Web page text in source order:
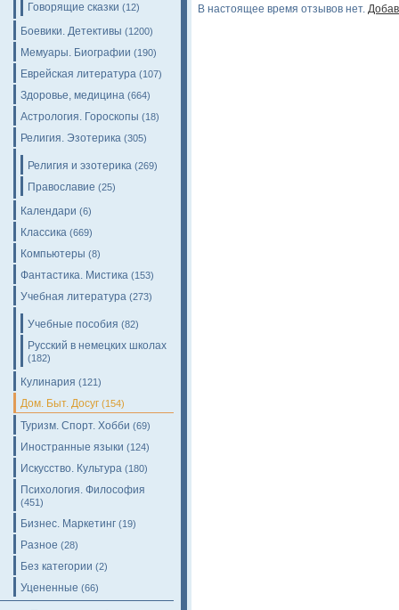
Говорящие сказки (12)
Боевики. Детективы (1200)
Мемуары. Биографии (190)
Еврейская литература (107)
Здоровье, медицина (664)
Астрология. Гороскопы (18)
Религия. Эзотерика (305)
Религия и эзотерика (269)
Православие (25)
Календари (6)
Классика (669)
Компьютеры (8)
Фантастика. Мистика (153)
Учебная литература (273)
Учебные пособия (82)
Русский в немецких школах
(182)
Кулинария (121)
Дом. Быт. Досуг (154)
Туризм. Спорт. Хобби (69)
Иностранные языки (124)
Искусство. Культура (180)
Психология. Философия
(451)
Бизнес. Маркетинг (19)
Разное (28)
Без категории (2)
Уцененные (66)
В настоящее время отзывов нет.